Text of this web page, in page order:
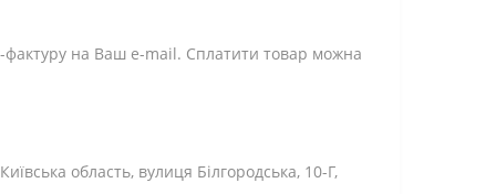
фактуру на Ваш e-mail. Сплатити товар можна
область, вулиця Білгородська, 10-Г,